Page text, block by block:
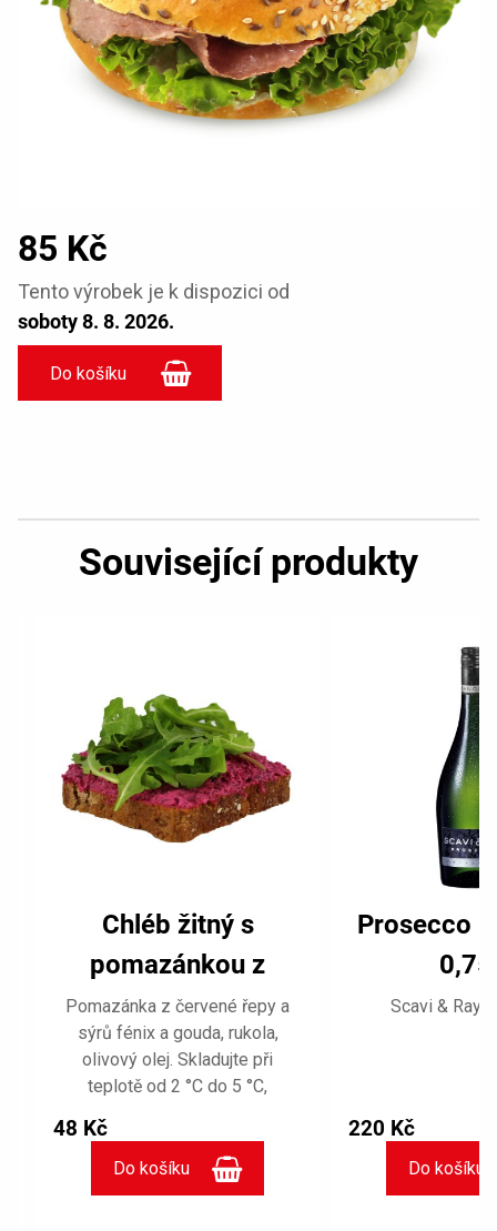
85 Kč
Tento výrobek je k dispozici od
soboty 8. 8. 2026.
Související produkty
Chléb žitný s
pomazánkou z
červené řepy
Pomazánka z červené řepy a
sýrů fénix a gouda, rukola,
olivový olej. Skladujte při
teplotě od 2 °C do 5 °C,
48 Kč
Prosecco
Scavi & Ray.
220 Kč